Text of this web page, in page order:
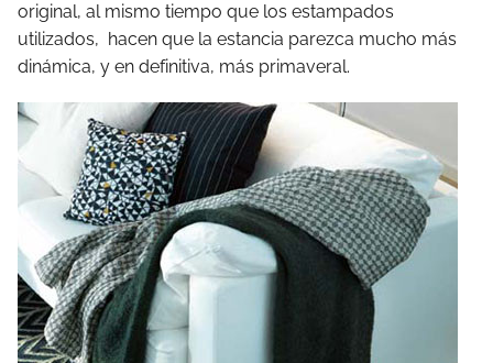
original, al mismo tiempo que los estampados
utilizados, hacen que la estancia parezca mucho más
dinámica, y en definitiva, más primaveral.